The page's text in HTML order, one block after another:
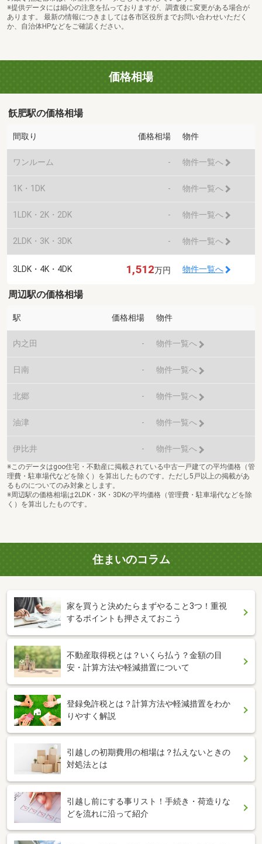
※提供データには細心の注意を払っておりますが、調査後に変更がある場合が
あります。 最新の情報につきましては各市区役所までお問い合わせいただく
か、自治体HPなどをご確認ください。
価格相場
飫肥駅の価格相場
間取り 価格相場 物件
ワンルーム - 物件一覧へ
1K・1DK - 物件一覧へ
1LDK・2K・2DK - 物件一覧へ
2LDK・3K・3DK - 物件一覧へ
3LDK・4K・4DK 1,512万円 物件一覧へ
周辺駅の価格相場
駅 価格相場 物件
内之田 - 物件一覧へ
日南 - 物件一覧へ
北郷 - 物件一覧へ
油津 - 物件一覧へ
伊比井 - 物件一覧へ
※このデータはgoo住宅・不動産に掲載されている中古一戸建ての平均価格（管
理費・駐車場代などを除く）を算出したものです。ただし5戸以上の掲載があ
るものについてのみ対象とします。
※周辺駅の価格相場は2LDK・3K・3DKの平均価格（管理費・駐車場代などを除
く）を算出したものです。
住まいのコラム
家を買うと決めたらまずやること3つ！重視
するポイントも押さえておこう
不動産取得税とは？いくら払う？金額の目
安・計算方法や軽減措置について
登録免許税とは？計算方法や軽減措置をわか
りやすく解説
引越しの初期費用の相場は？払えないときの
対処法とは
引越し前にする事リスト！手続き・荷造りな
どを流れに沿って紹介